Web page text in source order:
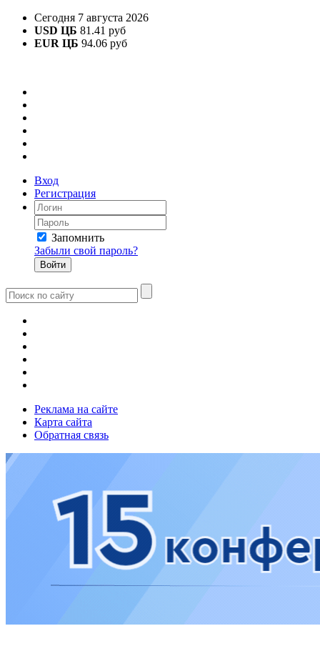
Сегодня 7 августа 2026
USD ЦБ 81.41 руб
EUR ЦБ 94.06 руб
Вход
Регистрация
Запомнить
Забыли свой пароль?
Реклама на сайте
Карта сайта
Обратная связь